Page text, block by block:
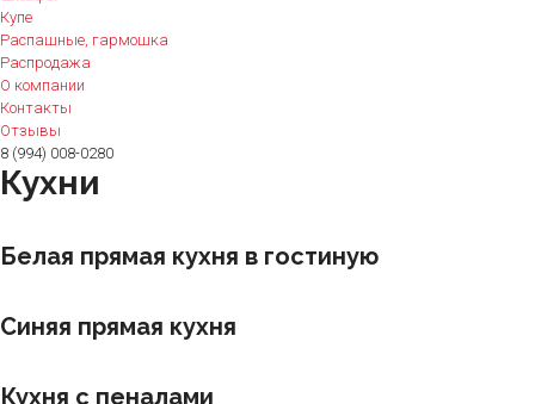
Купе
Распашные, гармошка
Распродажа
О компании
Контакты
Отзывы
8 (994) 008-0280
Кухни
Белая прямая кухня в гостиную
Синяя прямая кухня
Кухня с пеналами